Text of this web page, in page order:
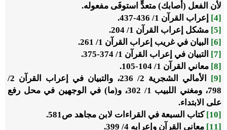
لأن الفعل (أصابك) متعدٍّ استوفَى مفعوله.
[4]
إعراب القرآن 1/ 436-437.
[5]
مشكل إعراب القرآن 1/ 204.
[6]
البيان في غريب إعراب القرآن 1/ 261.
[7]
التبيان في إعراب القرآن 1/ 374-375.
[8]
معاني القرآن 1/ 104-105.
[9]
الأمالي الشجرية 2/ 236، والتبيان في إعراب القرآن 2/
798، ومغني اللبيب 1/ 302، و(ما) في الوجهين في محل رفع
على الابتداء.
[10]
كتاب السبعة في القراءات لابن مجاهد ص581.
[11]
معاني القرآن وإعرابه 4/ 399.